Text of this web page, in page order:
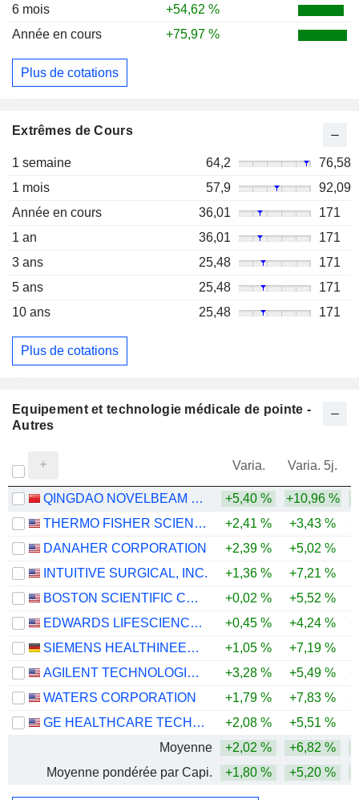
6 mois
+54,62 %
Année en cours
+75,97 %
Plus de cotations
Extrêmes de Cours
1 semaine 64,2
76,58
1 mois
57,9
92,09
Année en cours
36,01
171
1 an
36,01
171
3 ans
25,48
171
5 ans
25,48
171
10 ans
25,48 171
Plus de cotations
Equipement et technologie médicale de pointe -
Autres
Varia. Varia. 5j.
QINGDAO NOVELBEAM TECHNOLOGY CO.,LTD. +5,40 % +10,96 %
THERMO FISHER SCIENTIFIC, INC.
+2,41 % +3,43 %
DANAHER CORPORATION
+2,39 % +5,02 %
INTUITIVE SURGICAL, INC.
+1,36 % +7,21 %
BOSTON SCIENTIFIC CORPORATION
+0,02 % +5,52 %
EDWARDS LIFESCIENCES CORPORATION
+0,45 % +4,24 %
SIEMENS HEALTHINEERS AG
+1,05 % +7,19 %
AGILENT TECHNOLOGIES, INC.
+3,28 % +5,49 %
WATERS CORPORATION
+1,79 % +7,83 %
GE HEALTHCARE TECHNOLOGIES INC.
+2,08 % +5,51 %
Moyenne
+2,02 % +6,82 %
Moyenne pondérée par Capi.
+1,80 % +5,20 %